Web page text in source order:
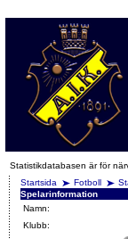
Statistikdatabasen är för
Startsida
Fotboll
Spelarinformation
Namn:
Klubb: